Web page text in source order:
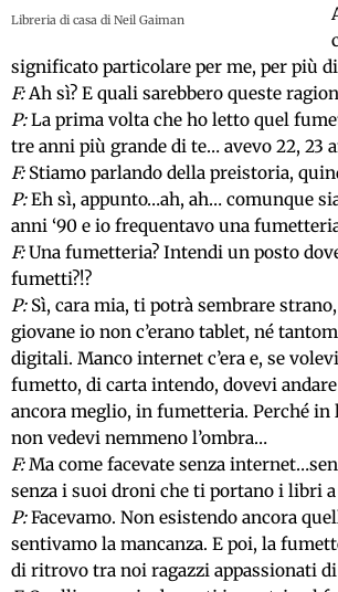
Libreria di casa di Neil Gaiman
significato particolare per me, per più
F:Ah sì? E quali sarebbero queste
P:La prima volta che ho letto quel
tre anni più grande di te… avevo 22, 23
F:Stiamo parlando della preistoria,
P:Eh sì, appunto…ah, ah… comunque
anni ‘90 e io frequentavo una
F:Una fumetteria? Intendi un posto
fumetti?!?
P:Sì, cara mia, ti potrà sembrare
giovane io non c’erano tablet, né
digitali. Manco internet c’era e, se
fumetto, di carta intendo, dovevi
ancora meglio, in fumetteria. Perché
non vedevi nemmeno l’ombra…
F:Ma come facevate senza
senza i suoi droni che ti portano i libri a
P:Facevamo. Non esistendo ancora
sentivamo la mancanza. E poi, la
di ritrovo tra noi ragazzi appassionati